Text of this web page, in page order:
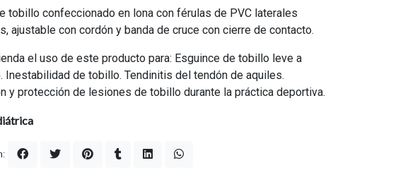
tobillo confeccionado en lona con férulas de PVC laterales
ajustable con cordón y banda de cruce con cierre de contacto.
el uso de este producto para: Esguince de tobillo leve a
Inestabilidad de tobillo. Tendinitis del tendón de aquiles.
y protección de lesiones de tobillo durante la práctica deportiva.